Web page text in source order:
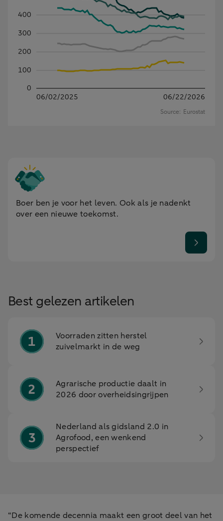
Boer ben je voor het leven. Ook als je nadenkt
over een nieuwe toekomst.
Best gelezen artikelen
Voorraden zitten herstel
zuivelmarkt in de weg
Agrarische productie daalt in
2026 door overheidsingrijpen
Nederland als gidsland 2.0 in
Agrofood, een wenkend
perspectief
“De komende decennia maakt een groot deel van het